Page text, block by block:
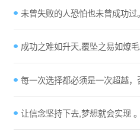
未曾失败的人恐怕也未曾成功过。
成功之难如升天,覆坠之易如燎毛
每一次选择都必须是一次超越，
让信念坚持下去,梦想就会实现 。